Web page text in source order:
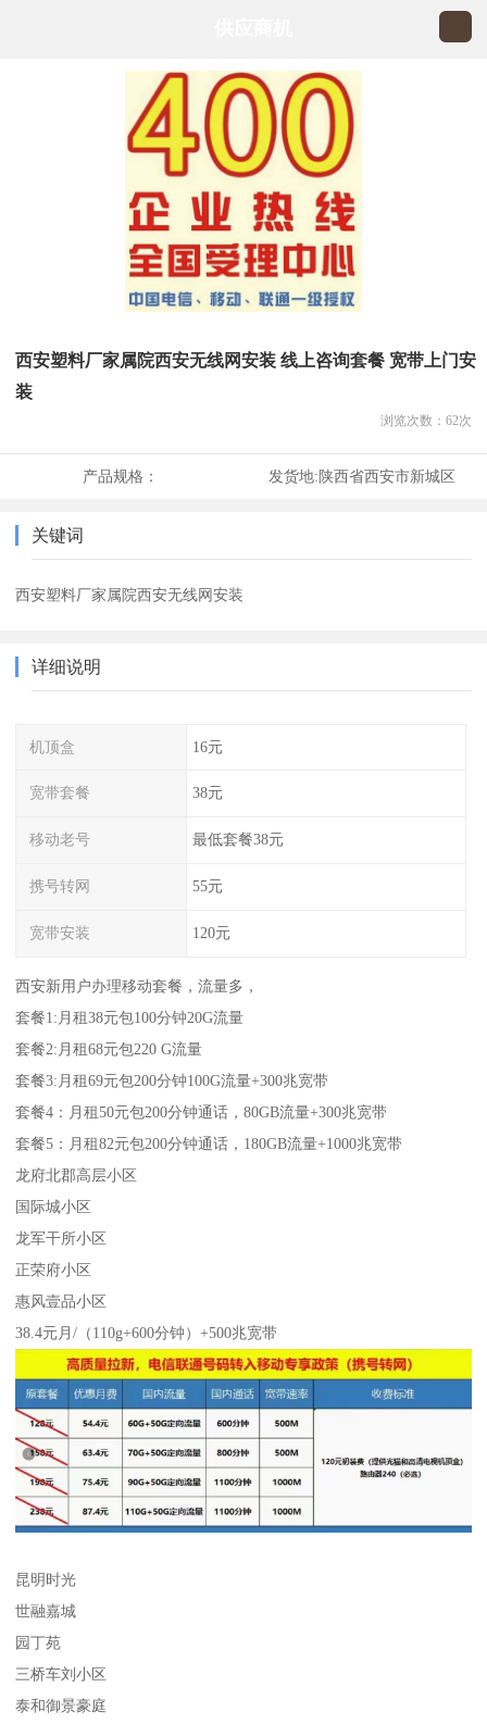
西安塑料厂家属院西安无线网安装 线上咨询套餐 宽带上门安
装
浏览次数： 62次
产品规格： 发货地:陕西省西安市新城区
关键词
西安塑料厂家属院西安无线网安装
详细说明
机顶盒 16元
宽带套餐 38元
移动老号 最低套餐38元
携号转网 55元
宽带安装 120元
西安新用户办理移动套餐，流量多，
套餐1:月租38元包100分钟20G流量
套餐2:月租68元包220 G流量
套餐3:月租69元包200分钟100G流量+300兆宽带
套餐4：月租50元包200分钟通话，80GB流量+300兆宽带
套餐5：月租82元包200分钟通话，180GB流量+1000兆宽带
龙府北郡高层小区
国际城小区
龙军干所小区
正荣府小区
惠风壹品小区
38.4元月/（110g+600分钟）+500兆宽带
昆明时光
世融嘉城
园丁苑
三桥车刘小区
泰和御景豪庭